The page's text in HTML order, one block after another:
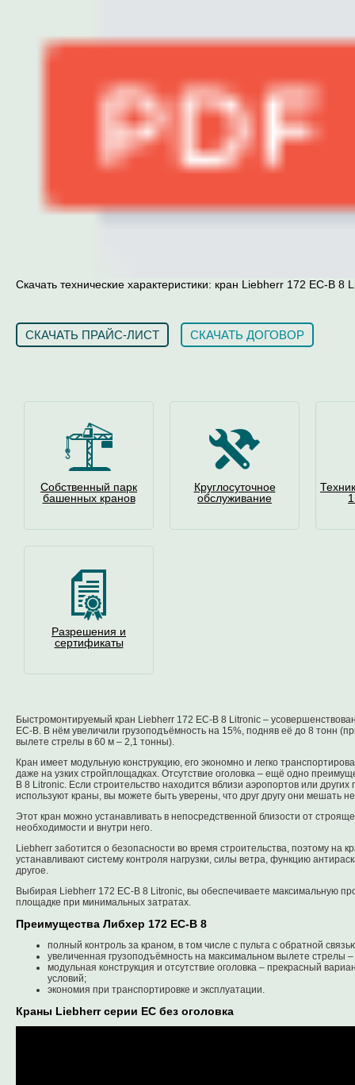
Скачать технические характеристики: кран Liebherr 172 EC-B 8
СКАЧАТЬ ПРАЙС-ЛИСТ СКАЧАТЬ ДОГОВОР
Собственный парк
башенных кранов
Круглосуточное
обслуживание
Разрешения и
сертификаты
Быстромонтируемый кран Liebherr 172 EC-B 8 Litronic –
EC-B. В нём увеличили грузоподъёмность на 15%, подняв её до 8 тонн
вылете стрелы в 60 м – 2,1 тонны).
Кран имеет модульную конструкцию, его экономно и легко
даже на узких стройплощадках. Отсутствие оголовка – ещё одно
B 8 Litronic. Если строительство находится вблизи аэропортов или других
используют краны, вы можете быть уверены, что друг другу они мешать не
Этот кран можно устанавливать в непосредственной близости от
необходимости и внутри него.
Liebherr заботится о безопасности во время строительства, поэтому на
устанавливают систему контроля нагрузки, силы ветра, функцию
другое.
Выбирая Liebherr 172 EC-B 8 Litronic, вы обеспечиваете максимальную
площадке при минимальных затратах.
Преимущества Либхер 172 EC-B 8
полный контроль за краном, в том числе с пульта с обратной
увеличенная грузоподъёмность на максимальном вылете стрелы
модульная конструкция и отсутствие оголовка – прекрасный
условий;
экономия при транспортировке и эксплуатации.
Краны Liebherr серии EC без оголовка